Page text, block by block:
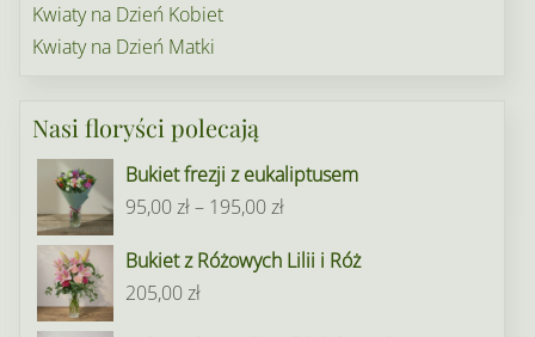
Kwiaty na Dzień Kobiet
Kwiaty na Dzień Matki
Nasi floryści polecają
Bukiet frezji z eukaliptusem
95,00zł– 195,00złZakres
od
Bukiet z Różowych Lilii i Róż
205,00zł